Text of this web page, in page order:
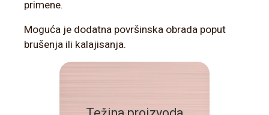
primene.
Moguća je dodatna površinska obrada poput
brušenja ili kalajisanja.